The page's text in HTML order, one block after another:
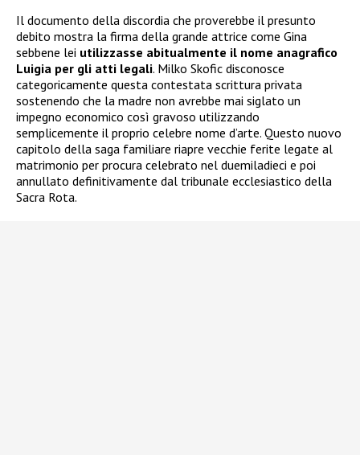
Il documento della discordia che proverebbe il presunto
debito mostra la firma della grande attrice come Gina
sebbene lei utilizzasse abitualmente il nome anagrafico
Luigia per gli atti legali. Milko Skofic disconosce
categoricamente questa contestata scrittura privata
sostenendo che la madre non avrebbe mai siglato un
impegno economico così gravoso utilizzando
semplicemente il proprio celebre nome d’arte. Questo nuovo
capitolo della saga familiare riapre vecchie ferite legate al
matrimonio per procura celebrato nel duemiladieci e poi
annullato definitivamente dal tribunale ecclesiastico della
Sacra Rota.